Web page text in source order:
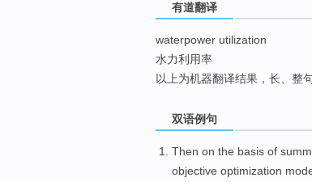
有道翻译
waterpower utilization
水力利用率
以上为机器翻译结果，长、整
双语例句
Then on the basis of
objective optimization